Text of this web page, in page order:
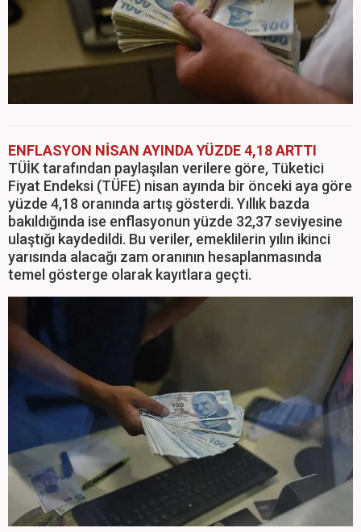
ENFLASYON NİSAN AYINDA YÜZDE 4,18 ARTTI
TÜİK tarafından paylaşılan verilere göre, Tüketici
Fiyat Endeksi (TÜFE) nisan ayında bir önceki aya göre
yüzde 4,18 oranında artış gösterdi. Yıllık bazda
bakıldığında ise enflasyonun yüzde 32,37 seviyesine
ulaştığı kaydedildi. Bu veriler, emeklilerin yılın ikinci
yarısında alacağı zam oranının hesaplanmasında
temel gösterge olarak kayıtlara geçti.